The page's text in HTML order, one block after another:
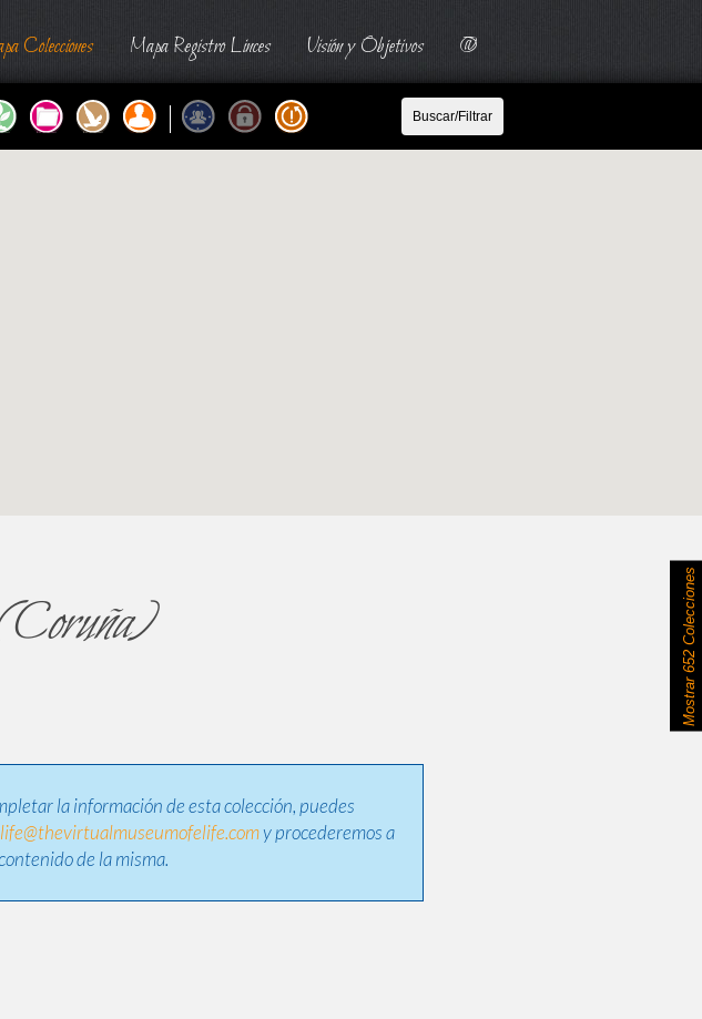
Colecciones Mapa Registro Linces Visión y Objetivos @
Mostrar
652 Colecciones
la información de esta colección, puedes
life@thevirtualmuseumofelife.comy procederemos a
de la misma.